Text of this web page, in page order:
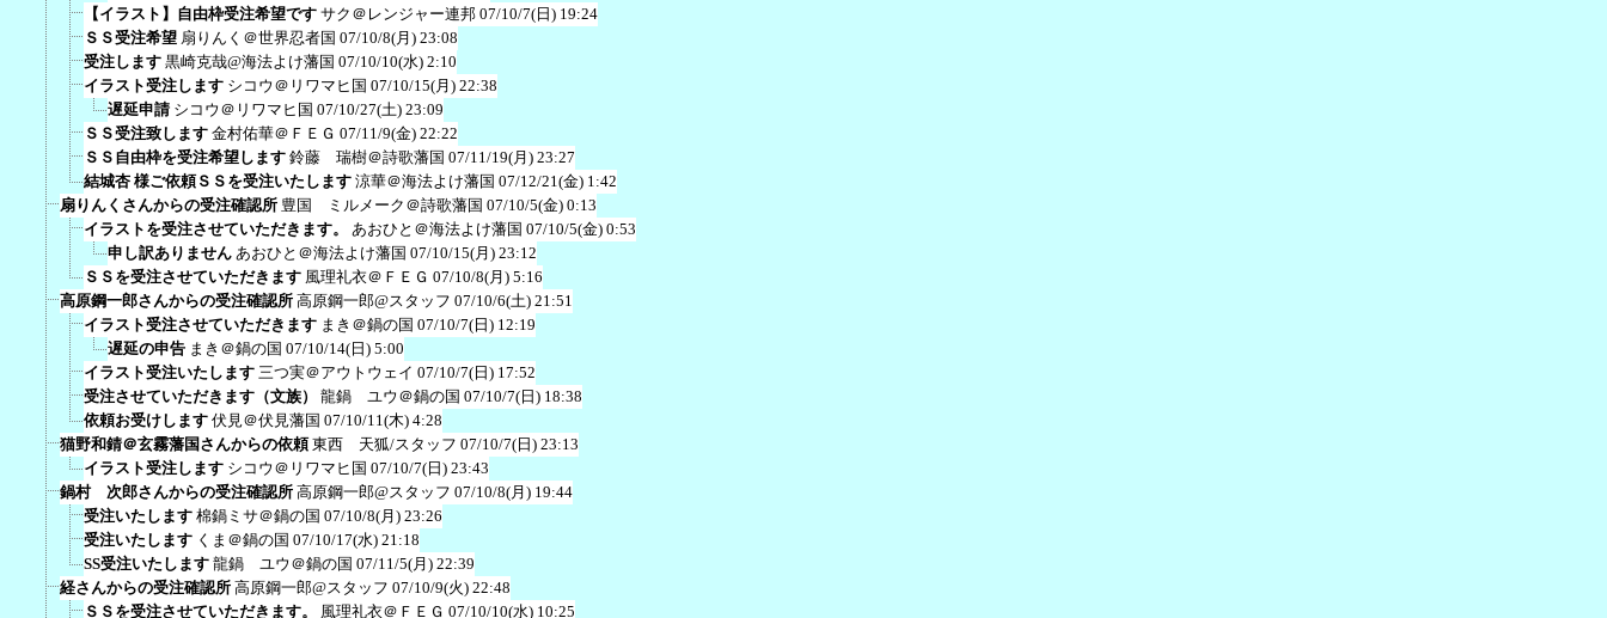
【イラスト】自由枠受注希望です サク＠レンジャー連邦 07/10/7(日) 19:24
ＳＳ受注希望 扇りんく＠世界忍者国 07/10/8(月) 23:08
受注します 黒崎克哉@海法よけ藩国 07/10/10(水) 2:10
イラスト受注します シコウ＠リワマヒ国 07/10/15(月) 22:38
遅延申請 シコウ＠リワマヒ国 07/10/27(土) 23:09
ＳＳ受注致します 金村佑華＠ＦＥＧ 07/11/9(金) 22:22
ＳＳ自由枠を受注希望します 鈴藤 瑞樹＠詩歌藩国 07/11/19(月) 23:27
結城杏 様ご依頼ＳＳを受注いたします 涼華＠海法よけ藩国 07/12/21(金) 1:42
扇りんくさんからの受注確認所 豊国 ミルメーク＠詩歌藩国 07/10/5(金) 0:13
イラストを受注させていただきます。
あおひと＠海法よけ藩国 07/10/5(金) 0:53
申し訳ありません あおひと＠海法よけ藩国 07/10/15(月) 23:12
ＳＳを受注させていただきます 風理礼衣＠ＦＥＧ 07/10/8(月) 5:16
高原鋼一郎さんからの受注確認所 高原鋼一郎@スタッフ 07/10/6(土) 21:51
イラスト受注させていただきます まき＠鍋の国 07/10/7(日) 12:19
遅延の申告 まき＠鍋の国 07/10/14(日) 5:00
イラスト受注いたします 三つ実＠アウトウェイ 07/10/7(日) 17:52
受注させていただきます（文族）
龍鍋 ユウ＠鍋の国 07/10/7(日) 18:38
依頼お受けします 伏見＠伏見藩国 07/10/11(木) 4:28
猫野和錆＠玄霧藩国さんからの依頼 東西 天狐/スタッフ 07/10/7(日) 23:13
イラスト受注します シコウ＠リワマヒ国 07/10/7(日) 23:43
鍋村 次郎さんからの受注確認所 高原鋼一郎@スタッフ 07/10/8(月) 19:44
受注いたします 棉鍋ミサ＠鍋の国 07/10/8(月) 23:26
受注いたします くま＠鍋の国 07/10/17(水) 21:18
SS受注いたします 龍鍋 ユウ＠鍋の国 07/11/5(月) 22:39
経さんからの受注確認所 高原鋼一郎@スタッフ 07/10/9(火) 22:48
ＳＳを受注させていただきます。
風理礼衣＠ＦＥＧ 07/10/10(水) 10:25